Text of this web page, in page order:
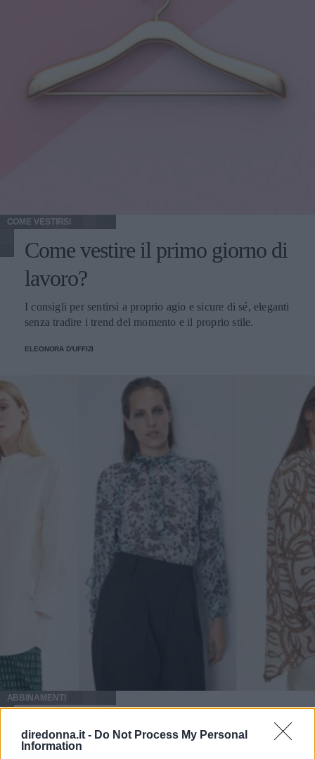
diredonna.it - Do Not Process My Personal
Information
COME VESTIRSI
Come vestire il primo giorno di
lavoro?
I consigli per sentirsi a proprio agio e sicure di sé, eleganti
senza tradire i trend del momento e il proprio stile.
ELEONORA D'UFFIZI
ABBINAMENTI
Fashion tip: 5 look da ufficio